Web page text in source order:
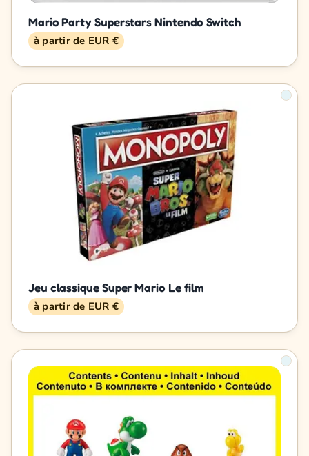
Mario Party Superstars Nintendo Switch
à partir de EUR €
Jeu classique Super Mario Le film
à partir de EUR €